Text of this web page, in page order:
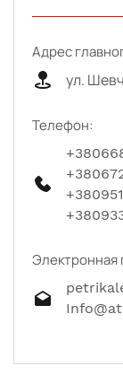
Адрес
ул.
Телефон:
Электронная